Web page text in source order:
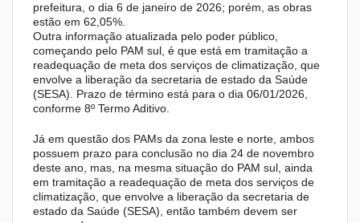
prefeitura, o dia 6 de janeiro de 2026; porém, as obras
estão em 62,05%.
Outra informação atualizada pelo poder público,
começando pelo PAM sul, é que está em tramitação a
readequação de meta dos serviços de climatização, que
envolve a liberação da secretaria de estado da Saúde
(SESA). Prazo de término está para o dia 06/01/2026,
conforme 8º Termo Aditivo.
Já em questão dos PAMs da zona leste e norte, ambos
possuem prazo para conclusão no dia 24 de novembro
deste ano, mas, na mesma situação do PAM sul, ainda
em tramitação a readequação de meta dos serviços de
climatização, que envolve a liberação da secretaria de
estado da Saúde (SESA), então também devem ser